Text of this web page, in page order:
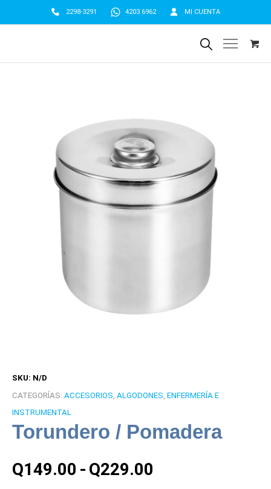
2298-3291 4203 6962 MI CUENTA
SKU: N/D
CATEGORÍAS: ACCESORIOS ALGODONES ENFERMERÍA E
INSTRUMENTAL
Torundero / Pomadera
Q149.00 - Q229.00